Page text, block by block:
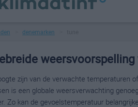
denemarken
weersvoorspelling
zijn van de verwachte temperaturen
is een globale weersverwachting
Zo kan de gevoelstemperatuur